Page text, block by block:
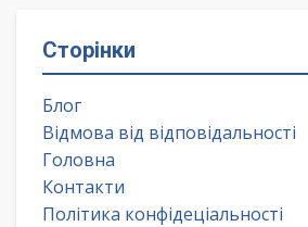
Сторінки
Блог
Відмова від відповідальності
Головна
Контакти
Політика конфідеціальності